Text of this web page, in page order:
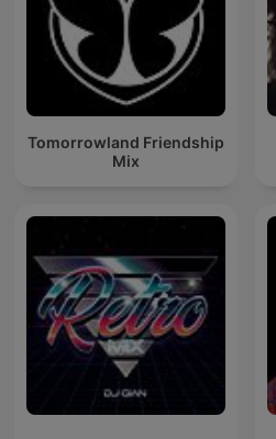
Tomorrowland Friendship
Mix